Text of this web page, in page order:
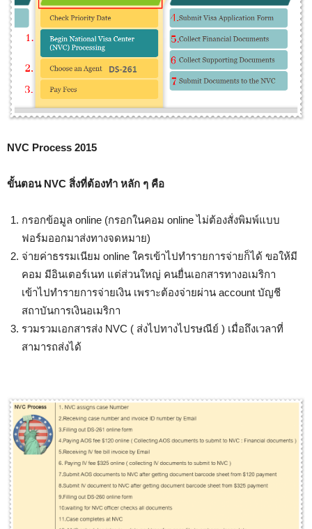
NVC Process 2015
ขั้นตอน NVC สิ่งที่ต้องทำ หลัก ๆ คือ
กรอกข้อมูล online (กรอกในคอม online ไม่ต้องสั่งพิมพ์แบบ
ฟอร์มออกมาส่งทางจดหมาย)
จ่ายค่าธรรมเนียม online ใครเข้าไปทำรายการจ่ายก็ได้ ขอให้มี
คอม มีอินเตอร์เนท แต่ส่วนใหญ่ คนยื่นเอกสารทางอเมริกา
เข้าไปทำรายการจ่ายเงิน เพราะต้องจ่ายผ่าน account บัญชี
สถาบันการเงินอเมริกา
รวมรวมเอกสารส่ง NVC ( ส่งไปทางไปรษณีย์ ) เมื่อถึงเวลาที่
สามารถส่งได้